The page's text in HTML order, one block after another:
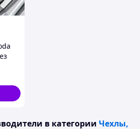
в категории Чехлы,